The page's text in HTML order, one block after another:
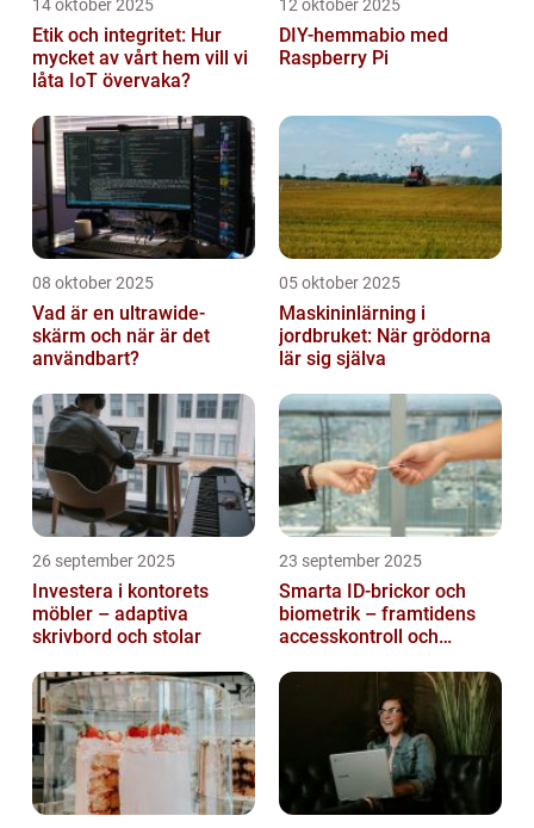
14 oktober 2025
Etik och integritet: Hur
mycket av vårt hem vill vi
låta IoT övervaka?
12 oktober 2025
DIY-hemmabio med
Raspberry Pi
08 oktober 2025
Vad är en ultrawide-
skärm och när är det
användbart?
05 oktober 2025
Maskininlärning i
jordbruket: När grödorna
lär sig själva
26 september 2025
Investera i kontorets
möbler – adaptiva
skrivbord och stolar
23 september 2025
Smarta ID-brickor och
biometrik – framtidens
accesskontroll och